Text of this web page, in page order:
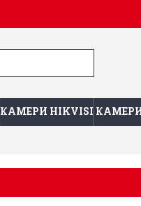
КАМЕРИ HIKVISIONКАМЕРИ